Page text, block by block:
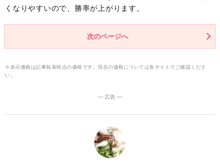
くなりやすいので、勝率が上がります。
次のページへ
※表示価格は記事執筆時点の価格です。現在の価格については各サイトでご確認くださ
い。
― 広告 ―